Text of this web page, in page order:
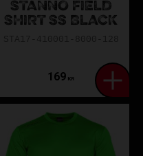
STANNO FIELD
SHIRT SS BLACK
169 KR